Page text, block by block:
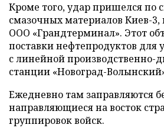
Кроме того, удар пришелся по
смазочных материалов Киев-
ООО «Грандтерминал». Этот
поставки нефтепродуктов для
с линейной производственно-
станции «Новоград-
Ежедневно там заправляются
направляющиеся на восток
группировок войск.